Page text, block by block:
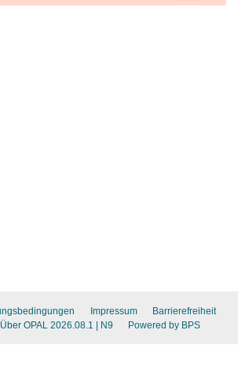
Impressum
Barrierefreiheit
Über OPAL 2026.08.1 | N9 Powered by BPS